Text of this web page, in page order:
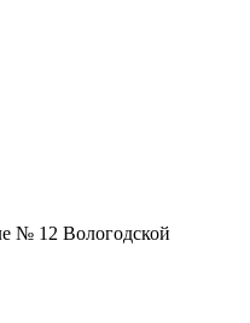
№ 12 Вологодской